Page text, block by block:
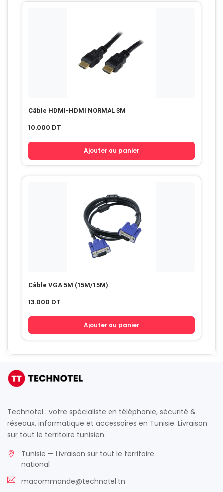
Câble HDMI-HDMI NORMAL 3M
10.000 DT
Ajouter au panier
Câble VGA 5M (15M/15M)
13.000 DT
Ajouter au panier
Technotel : votre spécialiste en téléphonie, sécurité &
réseaux, informatique et accessoires en Tunisie. Livraison
sur tout le territoire tunisien.
Tunisie — Livraison sur tout le territoire
national
macommande@technotel.tn